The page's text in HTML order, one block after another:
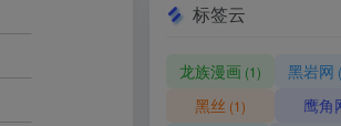
标签云
龙族漫画 (1) 黑岩网
黑丝 (1) 鹰角